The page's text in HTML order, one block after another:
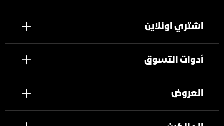
اشتري اونلاين
أدوات التسوق
العروض